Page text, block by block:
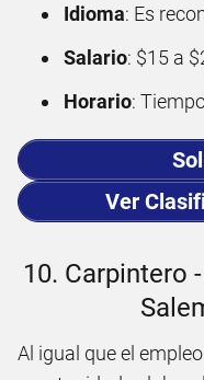
Idioma: Es
Salario: $15 a
Horario:
Ver
10. Carpintero
Al igual que el